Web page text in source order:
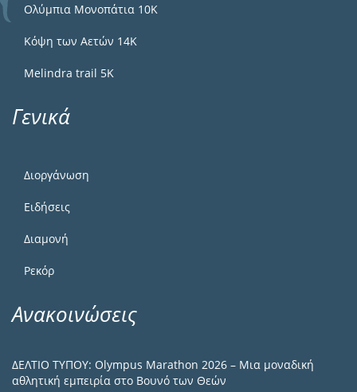
Ολύμπια Μονοπάτια 10Κ
Κόψη των Αετών 14Κ
Melindra trail 5Κ
Γενικά
Διοργάνωση
Ειδήσεις
Διαμονή
Ρεκόρ
Ανακοινώσεις
ΔΕΛΤΙΟ ΤΥΠΟΥ: Olympus Marathon 2026 – Μια μοναδική
αθλητική εμπειρία στο Βουνό των Θεών